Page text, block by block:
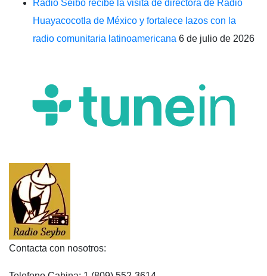
Radio Seibo recibe la visita de directora de Radio
Huayacocotla de México y fortalece lazos con la
radio comunitaria latinoamericana 6 de julio de 2026
Contacta con nosotros: